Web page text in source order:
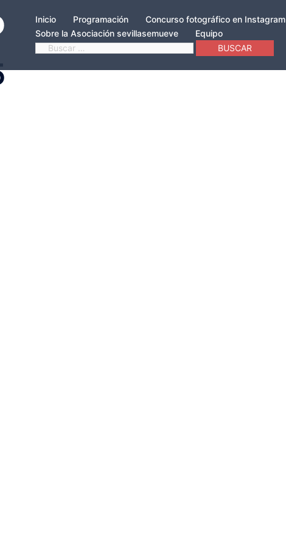
Inicio Programación Concurso fotográfico en Instagram
Sobre la Asociación sevillasemueve
Equipo
Buscar: